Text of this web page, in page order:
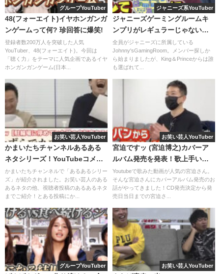
個人的に大好きな動画です！
もう何度見たことか…。これまた文系、理系にわかれて30
分間でにんにくをたくさん食べた方が勝ち！という動画で
す♪
文理対決×料理の組み合わせは、ほぼほぼ神回です。
結果がわかっていても何度見ても飽きません！
生で食べるのはつらいニンニク…一体どんな料理をみれる
のでしょうか？
このように東海オンエアはたくさんの料理動画を生み出し
ており、どれも本当に面白いものばかりです！
そして、6人の中で料理ができるのは りょう、虫眼鏡、ゆめ
そこそこなのが、 としみつ。てつや
も最近は成長してそこ
そこできるようになっている気がします♪
料理ができない、ダークマターを生み出してしまうのがし
ばゆーであることがわかりました！
東海オンエアの料理動画はどれも中毒性があり、何度も繰
り返して見てしまいます！
関連記事
東海オンエア聖地巡礼のおすすめルー
ト！車・自転車それぞれで回る場合別！
2022.4.22
関連記事
東海オンエア罰ゲーム一覧・まとめ2022
グループYouTuber
48(フォーエイト)イヤホンガンガ
ンゲームって何? 珍回答に爆笑!
登録者数200万人を突破した人気
YouTuber、48(フォーエイト)。今回は
「聴く力」をテーマに人気企画であるイヤ
ホンガンガンゲーム(日本...
ジャニーズ系YouTuber
ジャニーズゲーミングルームキ
ンプリがレギュラーじゃないの
はなぜ？スポンサーが理由な
の？
全員がジャニーズに所属している
Johnny'sGamingRoom。メンバー探しか
ら始まりましたが、King＆Princeからは誰
も選ばれて...
お笑い芸人YouTuber
かまいたちチャンネルあるある
ネタシリーズ！YouTubeコメン
トや視聴者投稿大会も！
かまいたちチャンネルで「あるあるシリー
ズ」が紹介されました。お笑い芸人のある
あるネタの他、視聴者投稿のあるあるネタ
までご紹介！とある投稿にか...
お笑い芸人YouTuber
宮迫ですッ (宮迫博之)カバーア
ルバム発売を発表！歌上手いラ
ンキング上位にも入っている？
Youtubeで歌みた動画が人気の宮迫さん。
そんな宮迫さんにカバーアルバム発売のお
話がやってきました！CD発売決定から発
売日当日までの宮迫さ...
グループYouTuber お笑い芸人YouTuber